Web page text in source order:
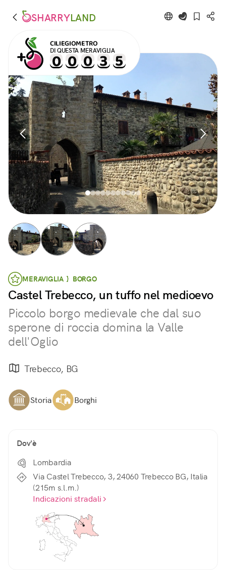
SHARRYLAND
CILIEGIOMETRO
DI QUESTA MERAVIGLIA
MERAVIGLIA } BORGO
Castel Trebecco, un tuffo nel medioevo
Piccolo borgo medievale che dal suo
sperone di roccia domina la Valle
dell'Oglio
Trebecco, BG
Storia Borghi
Dov'è
Lombardia
Via Castel Trebecco, 3, 24060 Trebecco BG, Italia
(215m s.l.m.)
Indicazioni stradali